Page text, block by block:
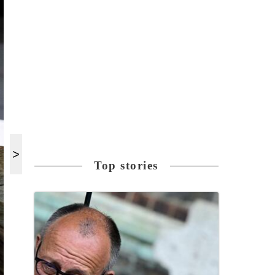
Top stories